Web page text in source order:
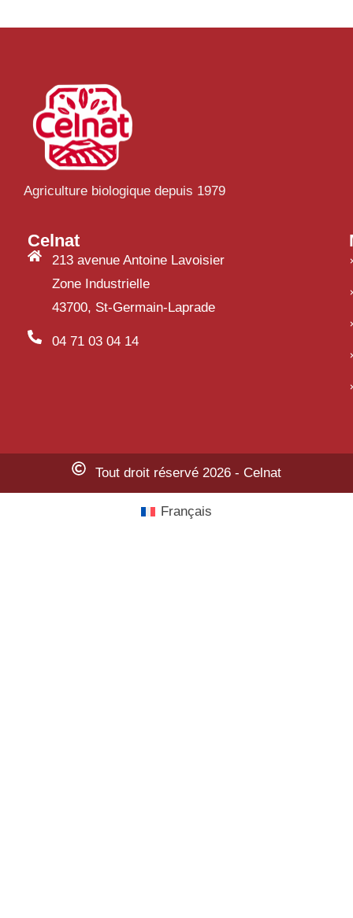
Agriculture biologique depuis 1979
Celnat
213 avenue Antoine Lavoisier
Zone Industrielle
43700, St-Germain-Laprade
04 71 03 04 14
Tout droit réservé 2026 - Celnat
Français